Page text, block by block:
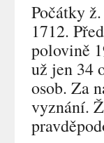
Počátky
1712.
polovině
už jen 34
osob. Za
vyznání.